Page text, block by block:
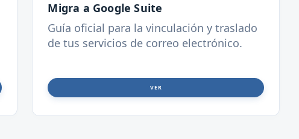
Migra a Google Suite
Guía oficial para la vinculación y traslado
de tus servicios de correo electrónico.
VER